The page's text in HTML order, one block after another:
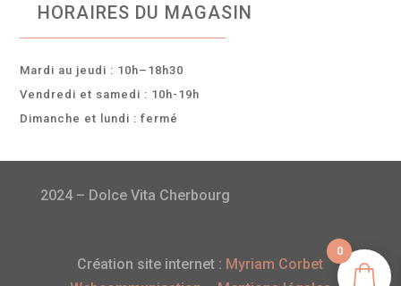
HORAIRES DU MAGASIN
Mardi au jeudi : 10h–18h30
Vendredi et samedi : 10h-19h
Dimanche et lundi : fermé
2024 – Dolce Vita Cherbourg
Création site internet : Myriam Corbet
0